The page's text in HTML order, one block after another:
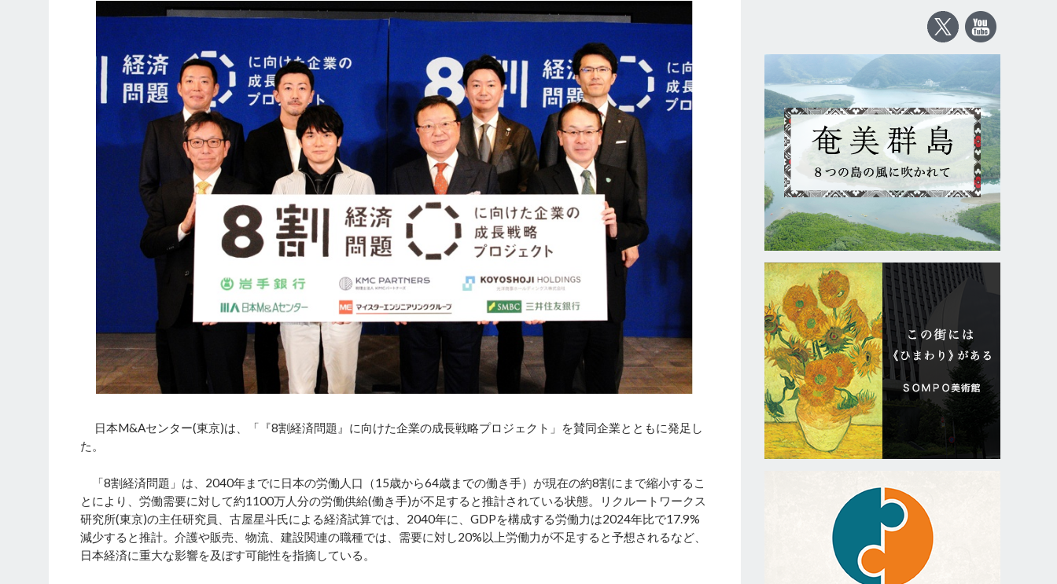
日本M&Aセンター(東京)は、「『8割経済問題』に向けた企業の成長戦略プロジェクト」を賛同企業とともに発足し
た。
「8割経済問題」は、2040年までに日本の労働人口（15歳から64歳までの働き手）が現在の約8割にまで縮小するこ
とにより、労働需要に対して約1100万人分の労働供給(働き手)が不足すると推計されている状態。リクルートワークス
研究所(東京)の主任研究員、古屋星斗氏による経済試算では、2040年に、GDPを構成する労働力は2024年比で17.9%
減少すると推計。介護や販売、物流、建設関連の職種では、需要に対し20%以上労働力が不足すると予想されるなど、
日本経済に重大な影響を及ぼす可能性を指摘している。